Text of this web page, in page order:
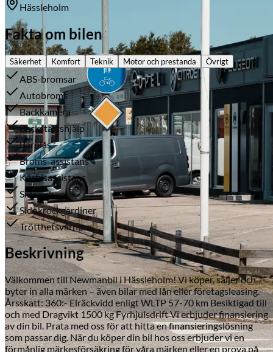
Serviceverkstad
Hässleholm
Fakta om bilen
Säkerhet Komfort Teknik Motor och prestanda Övrigt
ABS-bromsar
Autobroms
Backkamera
Backstartshjälp
Barnlås
Broms-assistans
Körfilsassistans
Sidoairbags
Sidokrockgardiner
Trötthetsvarnare
Beskrivning
Välkommen till Newmanbil i Hässleholm! Vi köper, säljer och
byter in alla märken – även bilar med lån eller företagsleasing.
Årsskatt: 360:- Elräckvidd enligt WLTP 57-70 km Besiktigad till
och med Dragvikt 1500 kg Fyrhjulsdrift Vi erbjuder finansiering
av din bil. Prata med oss för att hitta en finansieringslösning
som passar dig. När du köper din bil hos oss erbjuder vi en
förmånlig märkesförsäkring för våra märken eller en prova på